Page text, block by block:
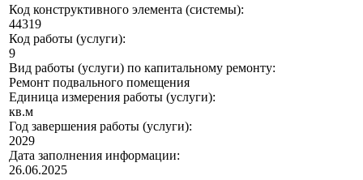
Код конструктивного элемента (системы):
44319
Код работы (услуги):
9
Вид работы (услуги) по капитальному ремонту:
Ремонт подвального помещения
Единица измерения работы (услуги):
кв.м
Год завершения работы (услуги):
2029
Дата заполнения информации:
26.06.2025